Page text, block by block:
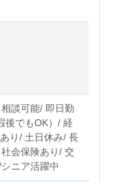
談可能/ 即日勤
後でもOK）/ 経
り/ 土日休み/ 長
会保険あり/ 交
ニア活躍中